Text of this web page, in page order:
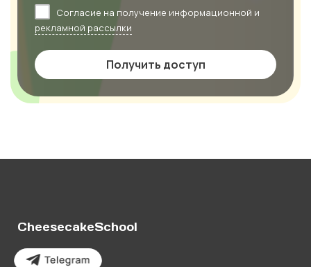
Согласие на получение информационной и
рекламной рассылки
Получить доступ
CheesecakeSchool